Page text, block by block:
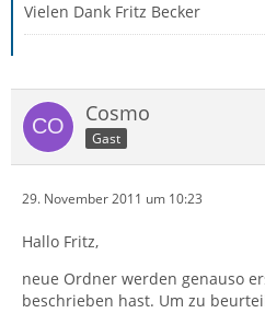
Vielen Dank Fritz Becker
Cosmo
Gast
29. November 2011 um 10:23
Hallo Fritz,
neue Ordner werden genauso
beschrieben hast. Um zu